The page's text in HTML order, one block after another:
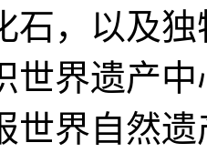
石，以及
世界遗产
世界自然